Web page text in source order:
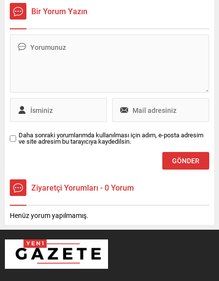
hastaneye kaldırılırken polis
inceleme başlattı.
Bir Yorum Yazın
Daha sonraki yorumlarımda kullanılması için adım, e-posta adresim
ve site adresim bu tarayıcıya kaydedilsin.
Ziyaretçi Yorumları - 0 Yorum
Henüz yorum yapılmamış.